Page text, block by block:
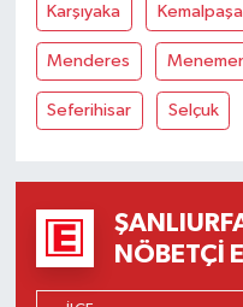
Karşıyaka Kemalpaşa
Menderes
Seferihisar Selçuk
NÖBETÇI